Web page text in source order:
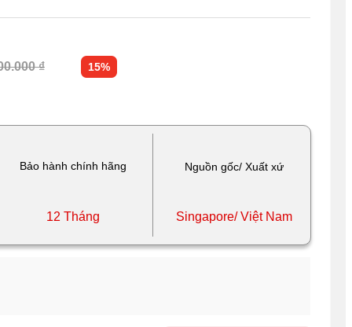
Bảo hành chính hãng Nguồn gốc/ Xuất xứ
12 Tháng Singapore/ Việt Nam
₫ 15%